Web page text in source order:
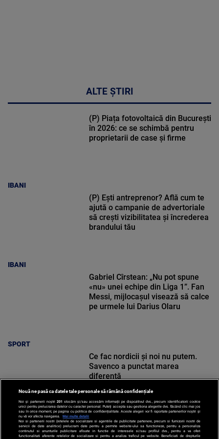
ALTE ȘTIRI
IBANI
(P) Piața fotovoltaică din București
în 2026: ce se schimbă pentru
proprietarii de case și firme
IBANI
(P) Ești antreprenor? Află cum te
ajută o campanie de advertoriale
să crești vizibilitatea și încrederea
brandului tău
SPORT
Gabriel Cîrstean: „Nu pot spune
«nu» unei echipe din Liga 1”. Fan
Messi, mijlocașul visează să calce
pe urmele lui Darius Olaru
SPORT
Ce fac nordicii și noi nu putem.
Savenco a punctat marea
diferență
Nouă ne pasă ca datele tale personale să rămână confidențiale
Noi și partenerii noștri 201 stocăm și/sau accesăm informații pe dispozitivul dvs., precum identificatorii cookie
unici pentru prelucrarea datelor cu caracter personal. Puteți accepta sau gestiona alegerile dvs. făcând clic mai jos
sau în orice moment, pe pagina cu politica de confidențialitate. Aceste alegeri vor fi raportate partenerilor noștri și
nu vă vor afecta navigarea.
Mai multe detalii
Noi si partenerii nostri (retelele de socializare si agentiile de publicitate partenere, precum si furnizorii nostri de
servicii de date analitice) prelucram date pentru a permite website-ului sa functioneze, pentru a personaliza
continutul si anunturile publicitare afisate in functie de interesele si/sau profilul dvs., pentru a va oferi
functionalitati aferente retelelor de socializare si pentru a analiza traficul pe website. Beneficiati de drepturile